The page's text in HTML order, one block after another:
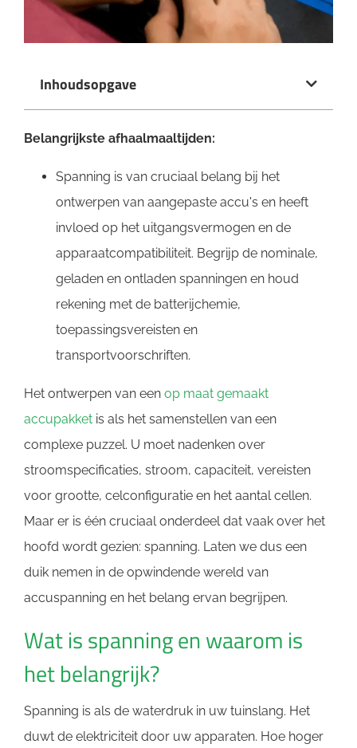
Inhoudsopgave
Belangrijkste afhaalmaaltijden:
Spanning is van cruciaal belang bij het
ontwerpen van aangepaste accu's en heeft
invloed op het uitgangsvermogen en de
apparaatcompatibiliteit. Begrijp de nominale,
geladen en ontladen spanningen en houd
rekening met de batterijchemie,
toepassingsvereisten en
transportvoorschriften.
Het ontwerpen van een op maat gemaakt
accupakket is als het samenstellen van een
complexe puzzel. U moet nadenken over
stroomspecificaties, stroom, capaciteit, vereisten
voor grootte, celconfiguratie en het aantal cellen.
Maar er is één cruciaal onderdeel dat vaak over het
hoofd wordt gezien: spanning. Laten we dus een
duik nemen in de opwindende wereld van
accuspanning en het belang ervan begrijpen.
Wat is spanning en waarom is
het belangrijk?
Spanning is als de waterdruk in uw tuinslang. Het
duwt de elektriciteit door uw apparaten. Hoe hoger